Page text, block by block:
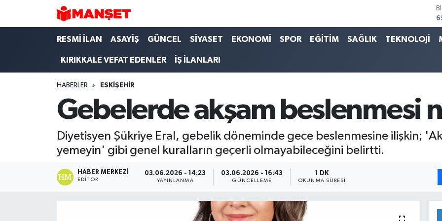
RESMİ İLAN ASAYİŞ GÜNCEL SİYASET EKONOMİ SPOR EĞİTİM SAĞLIK TEKNOLOJİ
KIRIKKALE VEFAT EDENLER İŞ İLANLARI
HABERLER ESKIŞEHIR
Gebelerde akşam beslenmesi
Diyetisyen Şükriye Eral, gebelik döneminde gece beslenmesine ilişkin;
yemeyin' gibi genel kuralların geçerli olmayabileceğini belirtti.
HABER MERKEZI
EDITÖR
03.06.2026 - 14:23
YAYINLANMA
03.06.2026 - 16:43
GÜNCELLEME
1 DK
OKUNMA SÜRESI
Hava Durumu
Trafik Durumu
Süper Lig Puan Durumu ve Fikstür
Tüm Manşetler
Son Dakika Haberleri